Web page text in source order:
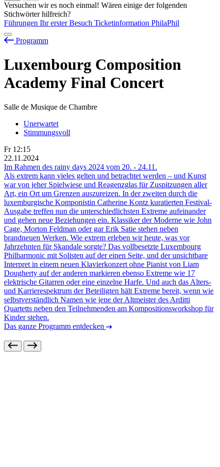
Versuchen wir es noch einmal! Wären einige der folgenden
Stichwörter hilfreich?
Führungen Ihr erster Besuch Ticketinformation PhilaPhil
Programm
Luxembourg Composition
Academy Final Concert
Salle de Musique de Chambre
Unerwartet
Stimmungsvoll
Fr 12:15
22.11.2024
Im Rahmen des rainy days 2024 vom 20. - 24.11.
Als extrem kann vieles gelten und betrachtet werden – und Kunst
war von jeher Spielwiese und Reagenzglas für Zuspitzungen aller
Art, ein Ort um Grenzen auszureizen. In der zweiten durch die
luxemburgische Komponistin Catherine Kontz kuratierten Festival-
Ausgabe treffen nun die unterschiedlichsten Extreme aufeinander
und gehen neue Beziehungen ein. Klassiker der Moderne wie John
Cage, Morton Feldman oder gar Erik Satie stehen neben
brandneuen Werken. Wie extrem erleben wir heute, was vor
Jahrzehnten für Skandale sorgte? Das vollbesetzte Luxembourg
Philharmonic mit Solisten auf der einen Seite, und der unsichtbare
Interpret in einem neuen Klavierkonzert ohne Pianist von Liam
Dougherty auf der anderen markieren ebenso Extreme wie 17
elektrische Gitarren oder eine einzelne Harfe. Und auch das Alters-
und Karrierespektrum der Beteiligten hält Extreme bereit, wenn wie
selbstverständlich Namen wie jene der Altmeister des Arditti
Quartetts neben den Teilnehmenden am Kompositionsworkshop für
Kinder stehen.
Das ganze Programm entdecken